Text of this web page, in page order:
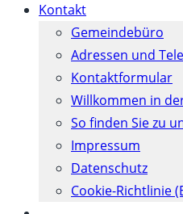
Kontakt
Gemeindebüro
Adressen und
Kontaktformular
Willkommen in
So finden Sie zu
Impressum
Datenschutz
Cookie-Richtlinie